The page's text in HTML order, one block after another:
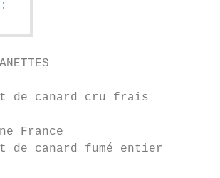
ET CANETTES
de canard cru frais
France
de canard fumé entier